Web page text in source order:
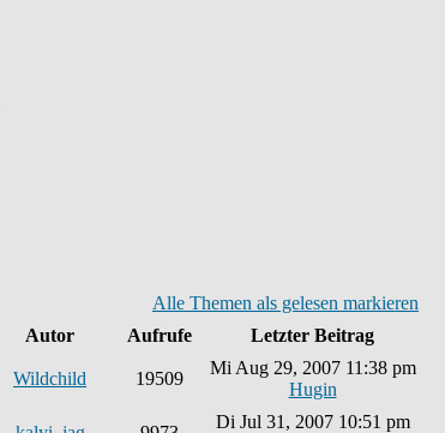
Alle Themen als gelesen markieren
Autor Aufrufe
Letzter Beitrag
Wildchild 19509
Mi Aug 29, 2007 11:38 pm
Hugin
Di Jul 31, 2007 10:51 pm